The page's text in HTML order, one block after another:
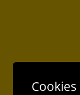
Cookies